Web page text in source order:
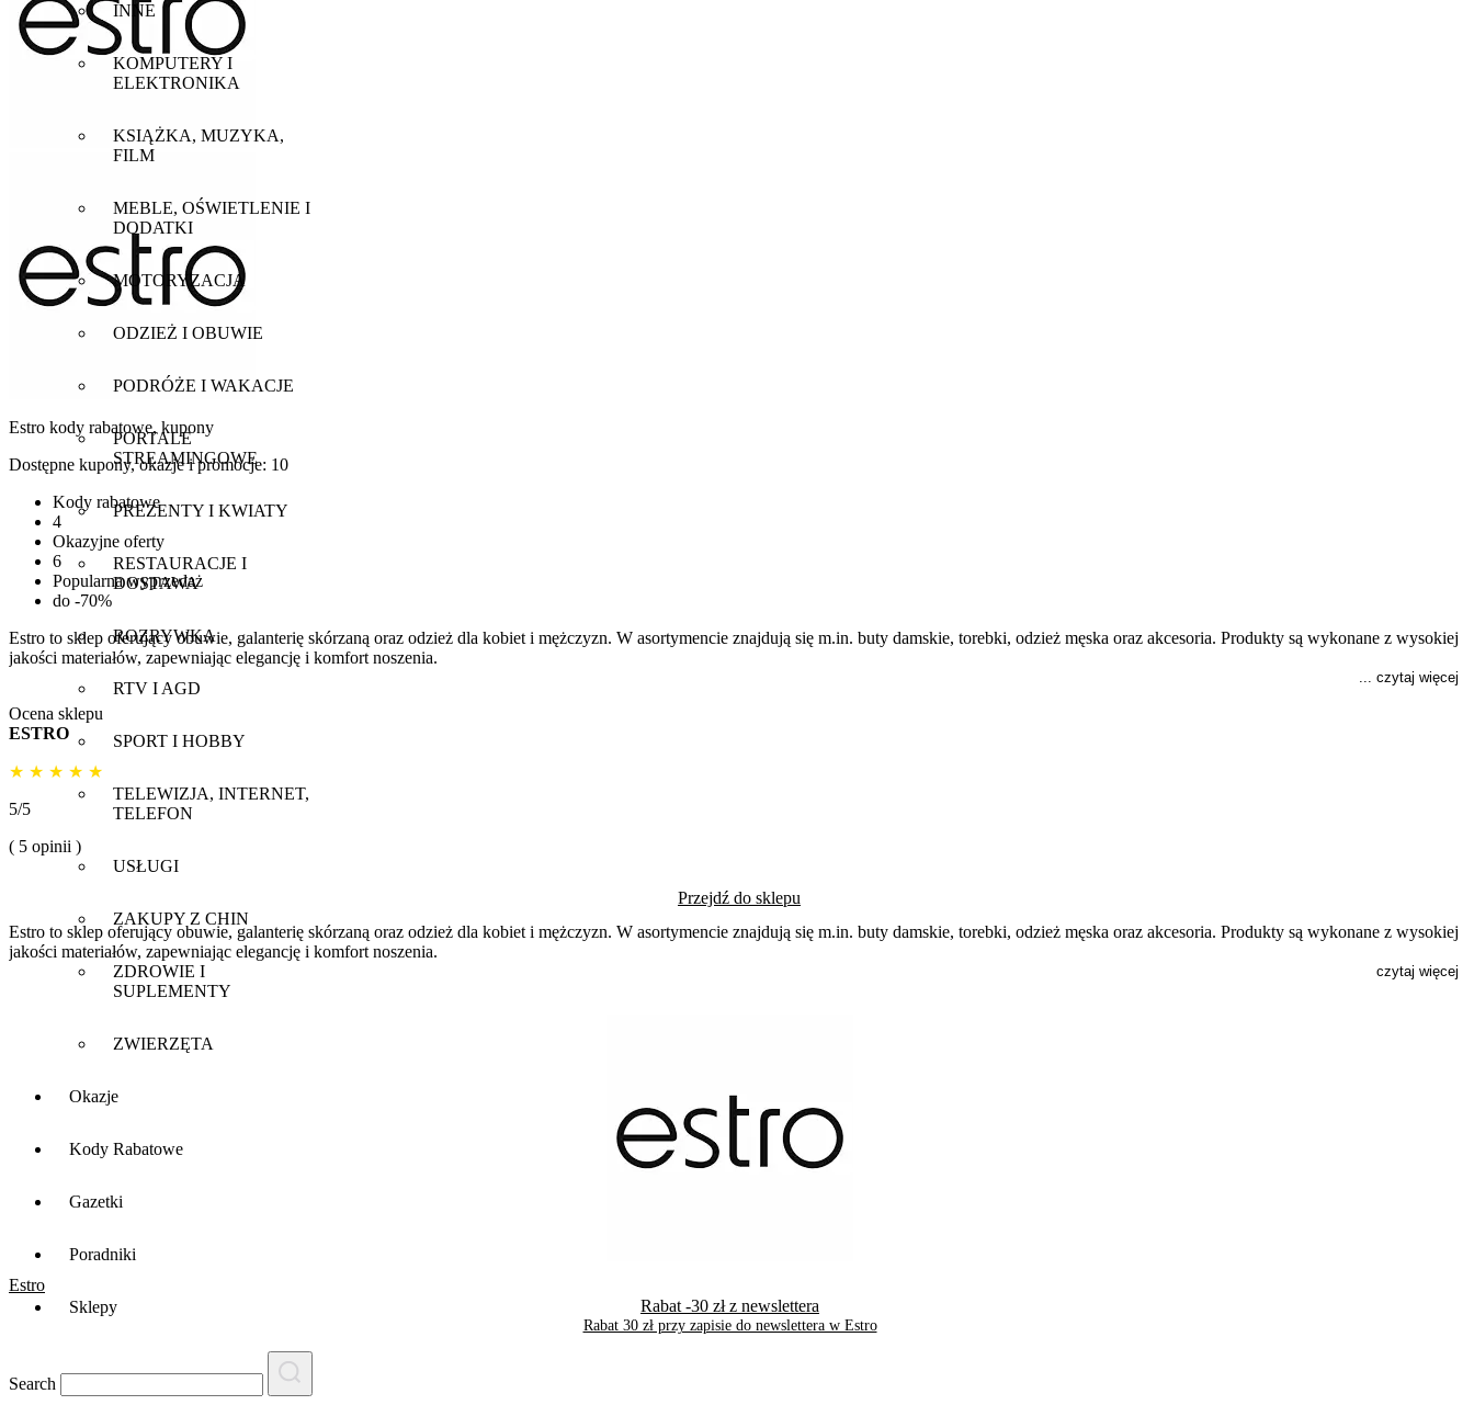
INNE
KOMPUTERY I
ELEKTRONIKA
KSIĄŻKA, MUZYKA,
FILM
MEBLE, OŚWIETLENIE I
DODATKI
MOTORYZACJA
ODZIEŻ I OBUWIE
PODRÓŻE I WAKACJE
PORTALE
STREAMINGOWE
PREZENTY I KWIATY
RESTAURACJE I
DOSTAWA
ROZRYWKA
RTV I AGD
SPORT I HOBBY
TELEWIZJA, INTERNET,
TELEFON
USŁUGI
ZAKUPY Z CHIN
ZDROWIE I
SUPLEMENTY
ZWIERZĘTA
Okazje
Kody Rabatowe
Gazetki
Poradniki
Sklepy
Search
Estro kody rabatowe, kupony
Dostępne kupony, okazje i promocje: 10
Kody rabatowe
4
Okazyjne oferty
6
Popularna wyprzedaż
do -70%
Estro to sklep oferujący obuwie, galanterię skórzaną oraz odzież dla kobiet i mężczyzn. W asortymencie znajdują się m.in. buty damskie, torebki, odzież męska oraz akcesoria. Produkty są wykonane z wysokiej
jakości materiałów, zapewniając elegancję i komfort noszenia.
... czytaj więcej
Ocena sklepu
ESTRO
★ ★ ★ ★ ★
5/5
( 5 opinii )
Przejdź do sklepu
Estro to sklep oferujący obuwie, galanterię skórzaną oraz odzież dla kobiet i mężczyzn. W asortymencie znajdują się m.in. buty damskie, torebki, odzież męska oraz akcesoria. Produkty są wykonane z wysokiej
jakości materiałów, zapewniając elegancję i komfort noszenia.
czytaj więcej
Estro
Rabat -30 zł z newslettera
Rabat 30 zł przy zapisie do newslettera w Estro